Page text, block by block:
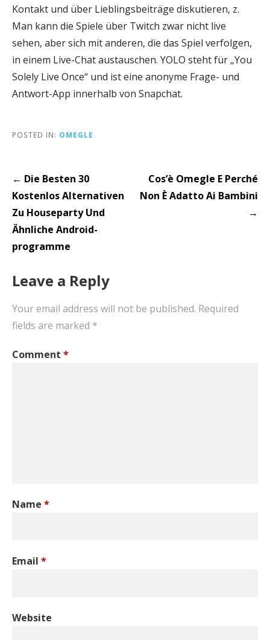
Kontakt und über Lieblingsbeiträge diskutieren, z.
Man kann die Spiele über Twitch zwar nicht live
sehen, aber sich mit anderen, die das Spiel verfolgen,
in einem Live-Chat austauschen. YOLO steht für „You
Solely Live Once“ und ist eine anonyme Frage- und
Antwort-App innerhalb von Snapchat.
POSTED IN: OMEGLE
Post
navigation
← Die Besten 30
Kostenlos Alternativen
Zu Houseparty Und
Ähnliche Android-
programme
Cos’è Omegle E Perché
Non È Adatto Ai Bambini
→
Leave a Reply
Your email address will not be published. Required
fields are marked *
Comment *
Name *
Email *
Website